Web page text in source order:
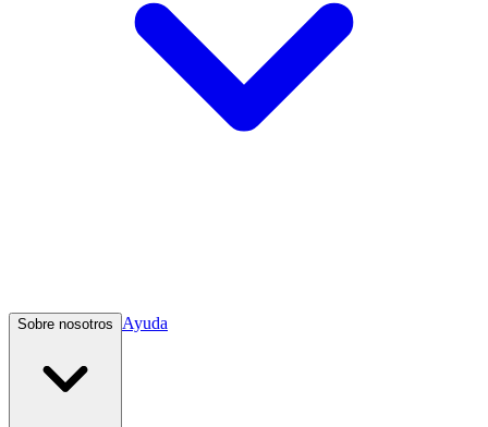
Sobre nosotros Ayuda